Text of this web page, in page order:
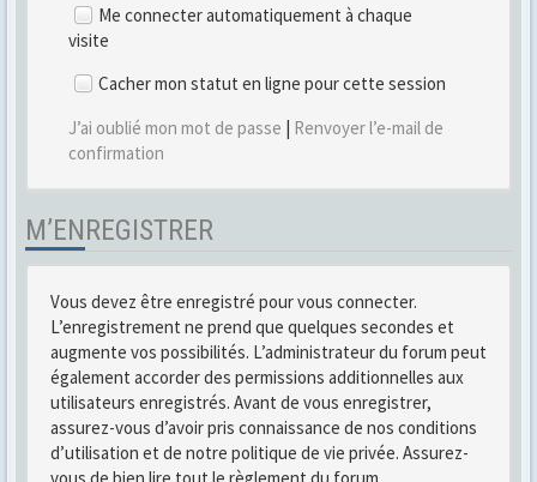
Me connecter automatiquement à chaque
visite
Cacher mon statut en ligne pour cette session
J’ai oublié mon mot de passe | Renvoyer l’e-mail de
confirmation
M’ENREGISTRER
Vous devez être enregistré pour vous connecter.
L’enregistrement ne prend que quelques secondes et
augmente vos possibilités. L’administrateur du forum peut
également accorder des permissions additionnelles aux
utilisateurs enregistrés. Avant de vous enregistrer,
assurez-vous d’avoir pris connaissance de nos conditions
d’utilisation et de notre politique de vie privée. Assurez-